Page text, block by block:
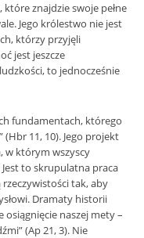
znajdzie swoje pełne
Jego królestwo nie jest
którzy przyjęli
jest jeszcze
to jednocześnie
fundamentach, którego
11, 10). Jego projekt
w którym wszyscy
to skrupulatna praca
tak, aby
Dramaty historii
osiągnięcie naszej mety –
(Ap 21, 3). Nie